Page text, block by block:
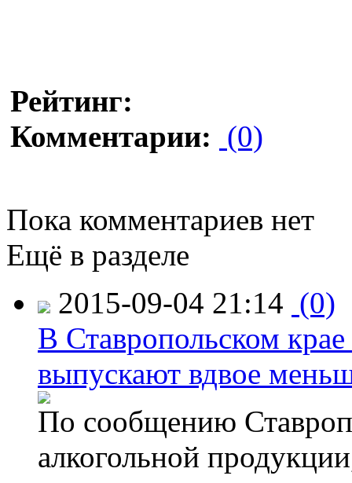
Рейтинг:
Комментарии: (0)
Пока комментариев нет
Ещё в разделе
2015-09-04 21:14 (0)
В Ставропольском
выпускают вдвое
По сообщению
алкогольной